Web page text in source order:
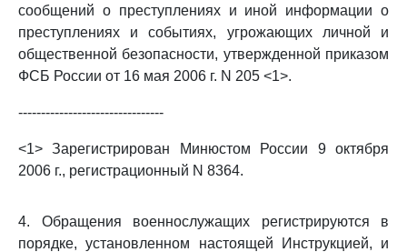
сообщений о преступлениях и иной информации о
преступлениях и событиях, угрожающих личной и
общественной безопасности, утвержденной приказом
ФСБ России от 16 мая 2006 г. N 205 <1>.
--------------------------------
<1> Зарегистрирован Минюстом России 9 октября
2006 г., регистрационный N 8364.
4. Обращения военнослужащих регистрируются в
порядке, установленном настоящей Инструкцией, и